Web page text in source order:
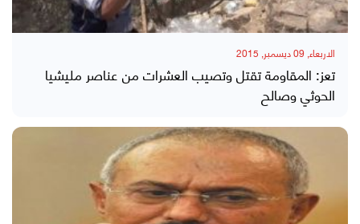
الاربعاء, 09 ديسمبر, 2015
تعز: المقاومة تقتل وتصيب العشرات من عناصر مليشيا
الحوثي وصالح